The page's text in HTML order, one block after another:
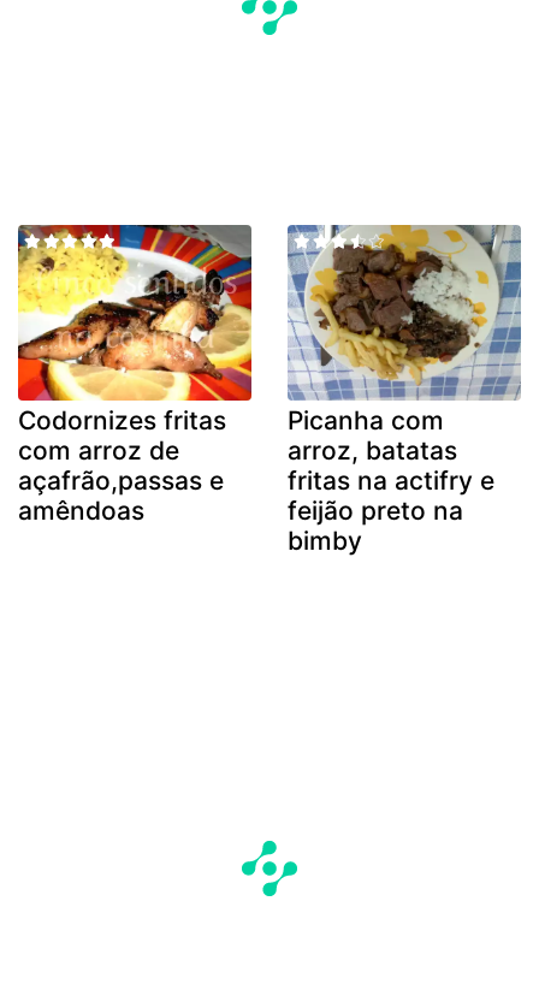
Codornizes fritas
com arroz de
açafrão,passas e
amêndoas
Picanha com
arroz, batatas
fritas na actifry e
feijão preto na
bimby